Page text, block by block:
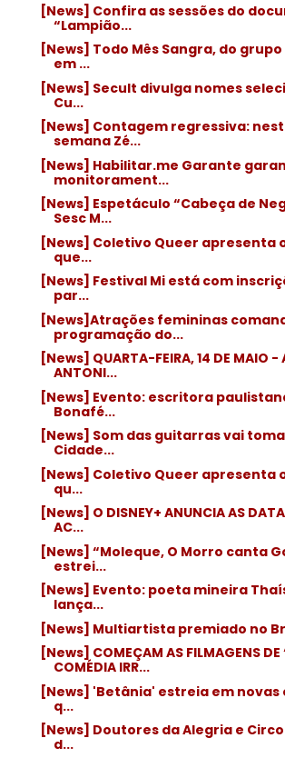
[News] Confira as sessões do
“Lampião...
[News] Todo Mês Sangra, do grupo
em ...
[News] Secult divulga nomes
Cu...
[News] Contagem regressiva:
semana Zé...
[News] Habilitar.me Garante
monitorament...
[News] Espetáculo “Cabeça de
Sesc M...
[News] Coletivo Queer apresenta
que...
[News] Festival Mi está com
par...
[News]Atrações femininas
programação do...
[News] QUARTA-FEIRA, 14 DE MAIO -
ANTONI...
[News] Evento: escritora
Bonafé...
[News] Som das guitarras vai
Cidade...
[News] Coletivo Queer apresenta
qu...
[News] O DISNEY+ ANUNCIA AS
AC...
[News] “Moleque, O Morro canta
estrei...
[News] Evento: poeta mineira
lança...
[News] Multiartista premiado no
[News] COMEÇAM AS FILMAGENS DE
COMÉDIA IRR...
[News] 'Betânia' estreia em novas
q...
[News] Doutores da Alegria e
d...